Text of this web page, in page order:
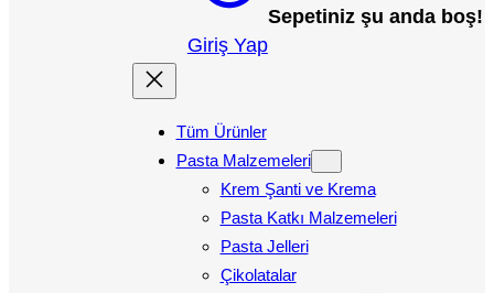
Giriş Yap
Sepetiniz şu anda boş!
Tüm Ürünler
Pasta Malzemeleri
Krem Şanti ve Krema
Pasta Katkı Malzemeleri
Pasta Jelleri
Çikolatalar